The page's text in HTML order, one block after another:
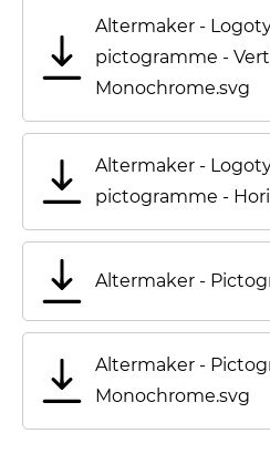
Altermaker -
pictogramme -
Monochrome.svg
Altermaker -
pictogramme -
Altermaker -
Altermaker -
Monochrome.svg